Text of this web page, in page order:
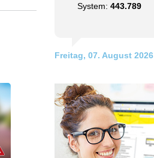
System: 443.789
Freitag, 07. August 2026